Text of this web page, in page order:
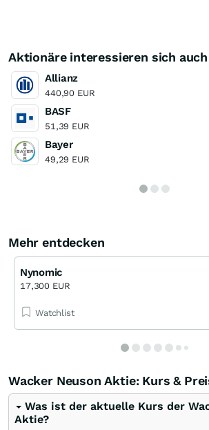
Aktionäre interessieren sich
Allianz
440,90 EUR
BASF
51,39 EUR
Bayer
49,29 EUR
Mehr entdecken
Nynomic
17,300 EUR
Watchlist
Wacker Neuson Aktie: Kurs &
Was ist der aktuelle Kurs der
Aktie?